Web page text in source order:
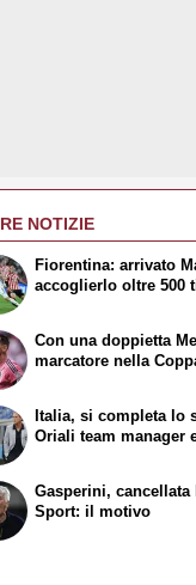
NOTIZIE
Fiorentina: arrivato
accoglierlo oltre 500
Con una doppietta
marcatore nella
Italia, si completa lo
Oriali team manager
Gasperini,
Sport: il motivo